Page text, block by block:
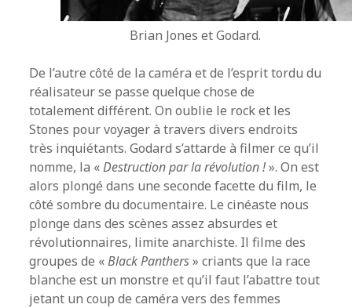
Brian Jones et Godard.
De l’autre côté de la caméra et de l’esprit tordu du
réalisateur se passe quelque chose de
totalement différent. On oublie le rock et les
Stones pour voyager à travers divers endroits
très inquiétants. Godard s’attarde à filmer ce qu’il
nomme, la «Destruction par la révolution !». On est
alors plongé dans une seconde facette du film, le
côté sombre du documentaire. Le cinéaste nous
plonge dans des scènes assez absurdes et
révolutionnaires, limite anarchiste. Il filme des
groupes de «Black Panthers» criants que la race
blanche est un monstre et qu’il faut l’abattre tout
jetant un coup de caméra vers des femmes